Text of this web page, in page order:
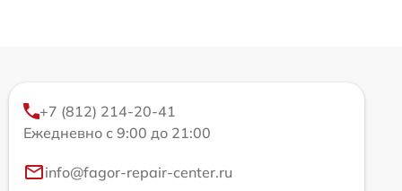
+7 (812) 214-20-41
Ежедневно с 9:00 до 21:00
info@fagor-repair-center.ru